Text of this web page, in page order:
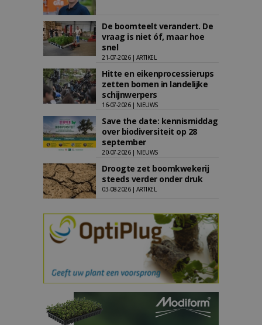
De boomteelt verandert. De
vraag is niet óf, maar hoe
snel
21-07-2026 | ARTIKEL
Hitte en eikenprocessierups
zetten bomen in landelijke
schijnwerpers
16-07-2026 | NIEUWS
Save the date: kennismiddag
over biodiversiteit op 28
september
20-07-2026 | NIEUWS
Droogte zet boomkwekerij
steeds verder onder druk
03-08-2026 | ARTIKEL